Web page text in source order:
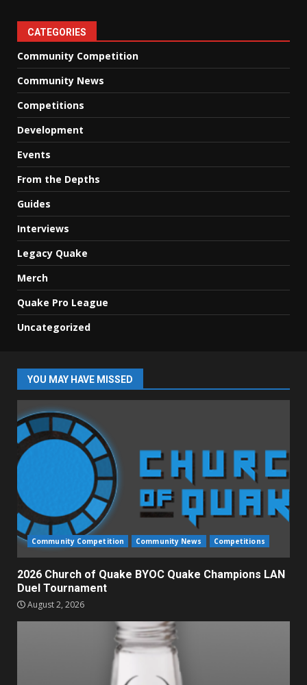
CATEGORIES
Community Competition
Community News
Competitions
Development
Events
From the Depths
Guides
Interviews
Legacy Quake
Merch
Quake Pro League
Uncategorized
YOU MAY HAVE MISSED
Community Competition Community News Competitions
2026 Church of Quake BYOC Quake Champions LAN
Duel Tournament
August 2, 2026